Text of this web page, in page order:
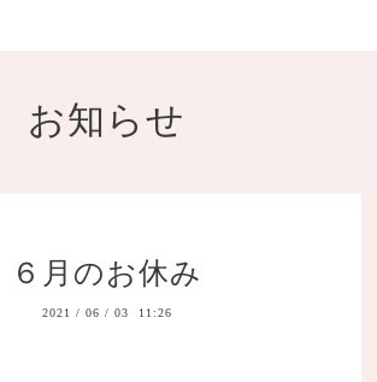
お知らせ
６月のお休み
2021 / 06 / 03 11:26